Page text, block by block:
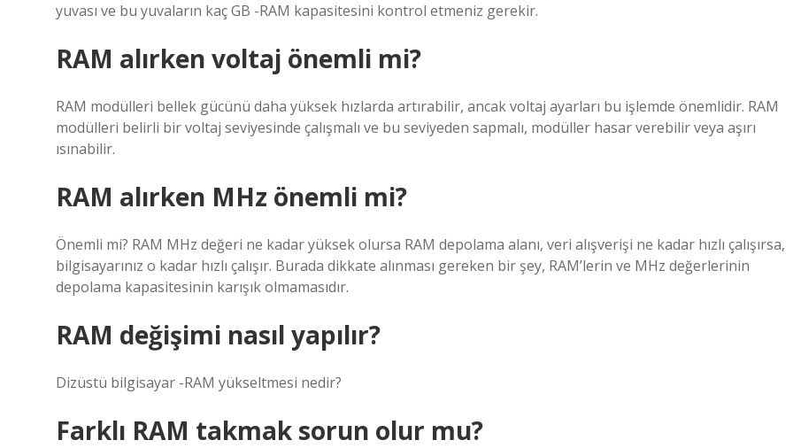
yuvası ve bu yuvaların kaç GB -RAM kapasitesini kontrol etmeniz gerekir.
RAM alırken voltaj önemli mi?
RAM modülleri bellek gücünü daha yüksek hızlarda artırabilir, ancak voltaj ayarları bu işlemde önemlidir. RAM
modülleri belirli bir voltaj seviyesinde çalışmalı ve bu seviyeden sapmalı, modüller hasar verebilir veya aşırı
ısınabilir.
RAM alırken MHz önemli mi?
Önemli mi? RAM MHz değeri ne kadar yüksek olursa RAM depolama alanı, veri alışverişi ne kadar hızlı çalışırsa,
bilgisayarınız o kadar hızlı çalışır. Burada dikkate alınması gereken bir şey, RAM’lerin ve MHz değerlerinin
depolama kapasitesinin karışık olmamasıdır.
RAM değişimi nasıl yapılır?
Dizüstü bilgisayar -RAM yükseltmesi nedir?
Farklı RAM takmak sorun olur mu?